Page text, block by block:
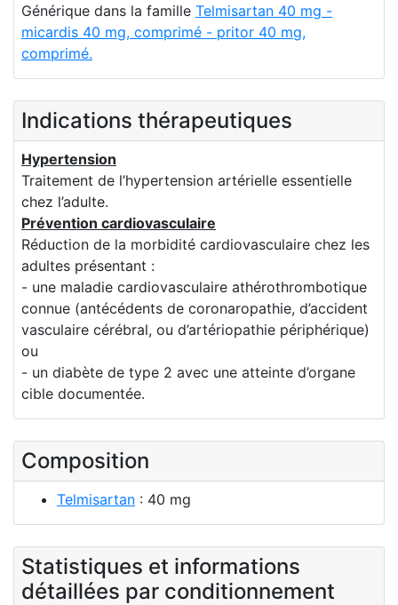
Générique dans la famille Telmisartan 40 mg -
micardis 40 mg, comprimé - pritor 40 mg,
comprimé.
Indications thérapeutiques
Hypertension
Traitement de l’hypertension artérielle essentielle
chez l’adulte.
Prévention cardiovasculaire
Réduction de la morbidité cardiovasculaire chez les
adultes présentant :
- une maladie cardiovasculaire athérothrombotique
connue (antécédents de coronaropathie, d’accident
vasculaire cérébral, ou d’artériopathie périphérique)
ou
- un diabète de type 2 avec une atteinte d’organe
cible documentée.
Composition
Telmisartan : 40 mg
Statistiques et informations
détaillées par conditionnement